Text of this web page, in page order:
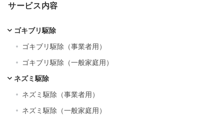
サービス内容
ゴキブリ駆除
ゴキブリ駆除（事業者用）
ゴキブリ駆除（一般家庭用）
ネズミ駆除
ネズミ駆除（事業者用）
ネズミ駆除（一般家庭用）